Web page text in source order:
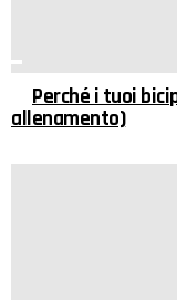
Perché i tuoi
allenamento)